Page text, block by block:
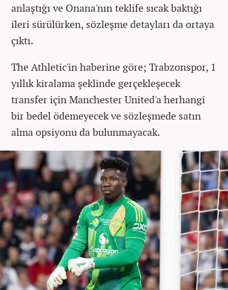
anlaştığı ve Onana'nın teklife sıcak baktığı
ileri sürülürken, sözleşme detayları da ortaya
çıktı.
The Athletic'in haberine göre; Trabzonspor, 1
yıllık kiralama şeklinde gerçekleşecek
transfer için Manchester United'a herhangi
bir bedel ödemeyecek ve sözleşmede satın
alma opsiyonu da bulunmayacak.